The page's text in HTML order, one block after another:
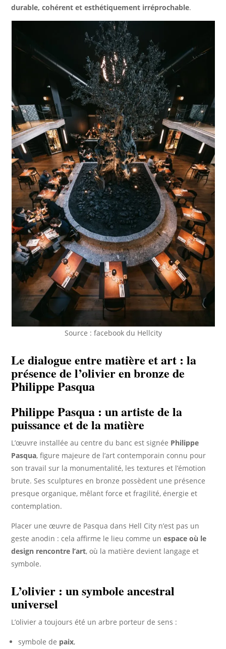
durable, cohérent et esthétiquement irréprochable.
Source : facebook du Hellcity
Le dialogue entre matière et art : la
présence de l’olivier en bronze de
Philippe Pasqua
Philippe Pasqua : un artiste de la
puissance et de la matière
L’œuvre installée au centre du banc est signée Philippe
Pasqua, figure majeure de l’art contemporain connu pour
son travail sur la monumentalité, les textures et l’émotion
brute. Ses sculptures en bronze possèdent une présence
presque organique, mêlant force et fragilité, énergie et
contemplation.
Placer une œuvre de Pasqua dans Hell City n’est pas un
geste anodin : cela affirme le lieu comme unespace où le
design rencontre l’art, où la matière devient langage et
symbole.
L’olivier : un symbole ancestral
universel
L’olivier a toujours été un arbre porteur de sens :
symbole de paix,